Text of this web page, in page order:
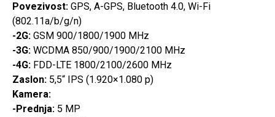
Povezivost: GPS, A-GPS, Bluetooth 4.0, Wi-Fi
(802.11a/b/g/n)
-2G: GSM 900/1800/1900 MHz
-3G: WCDMA 850/900/1900/2100 MHz
-4G: FDD-LTE 1800/2100/2600 MHz
Zaslon: 5,5“ IPS (1.920×1.080 p)
Kamera:
-Prednja: 5 MP